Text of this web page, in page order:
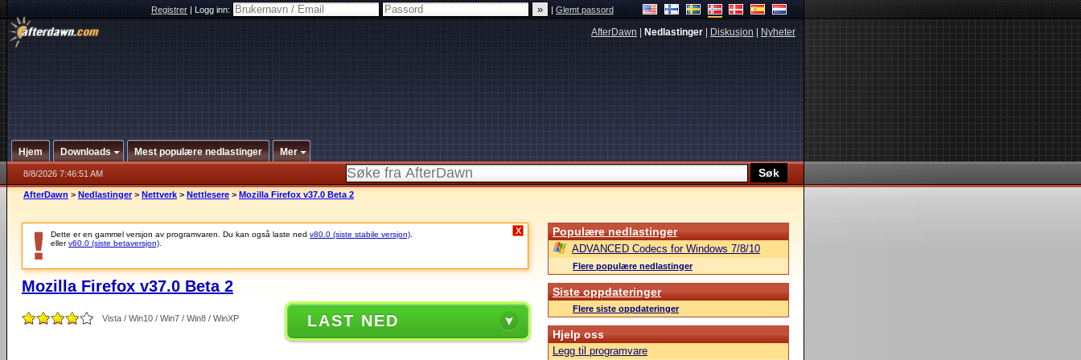
Registrer|Logg inn: |Glemt passord
AfterDawn Nedlastinger Diskusjon Nyheter
Hjem Downloads Mest populære nedlastinger Mer
8/8/2026 7:46:51 AM
AfterDawn > Nedlastinger > Nettverk > Nettlesere > Mozilla Firefox v37.0 Beta 2
Dette er en gammel versjon av programvaren. Du kan også laste ned v80.0 (siste stabile versjon)
ellerv60.0 (siste betaversjon)
X
Mozilla Firefox v37.0 Beta 2
Vista / Win10 / Win7 / Win8 / WinXP LAST NED
Populære nedlastinger
ADVANCED Codecs for Windows 7/8/10
Flere populære nedlastinger
Siste oppdateringer
Flere siste oppdateringer
Hjelp oss
Legg til programvare